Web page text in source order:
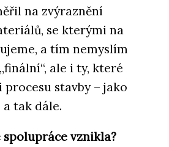
na zvýraznění
se kterými na
a tím nemyslím
ale i ty, které
stavby – jako
a tak dále.
spolupráce vznikla?